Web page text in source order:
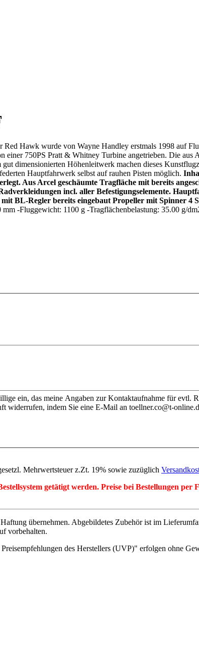
Hawk wurde von Wayne Handley erstmals 1998 auf
einer 750PS Pratt & Whitney Turbine angetrieben. Die
dimensionierten Höhenleitwerk machen dieses
Hauptfahrwerk selbst auf rauhen Pisten möglich.
Aus Arcel geschäumte Tragfläche mit bereits
incl. aller Befestigungselemente.
BL-Regler bereits eingebaut Propeller mit Spinner 4
mm -Fluggewicht: 1100 g -Tragflächenbelastung: 35.00 g/
ein, das meine Angaben zur Kontaktaufnahme für evtl.
indem Sie eine E-Mail an toellner.co@t-
Mehrwertsteuer z.Zt. 19% sowie zuzüglich
getätigt werden. Preise bei Bestellungen
übernehmen. Abgebildetes Zubehör ist im
vorbehalten.
des Herstellers (UVP)" erfolgen ohne